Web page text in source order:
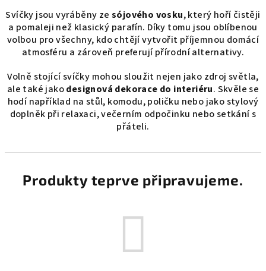
Svíčky jsou vyráběny ze sójového vosku, který hoří čistěji
a pomaleji než klasický parafín. Díky tomu jsou oblíbenou
volbou pro všechny, kdo chtějí vytvořit příjemnou domácí
atmosféru a zároveň preferují přírodní alternativy.
Volně stojící svíčky mohou sloužit nejen jako zdroj světla,
ale také jakodesignová dekorace do interiéru. Skvěle se
hodí například na stůl, komodu, poličku nebo jako stylový
doplněk při relaxaci, večerním odpočinku nebo setkání s
přáteli.
Produkty teprve připravujeme.